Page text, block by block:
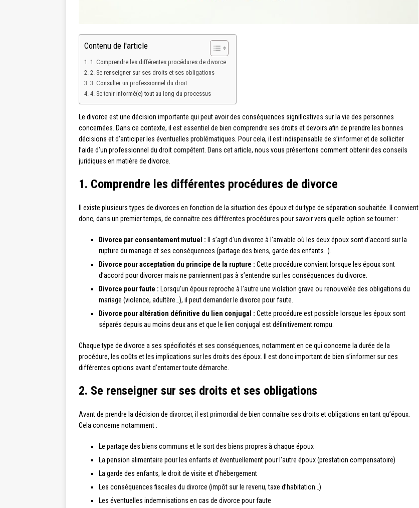
Contenu de l'article
1. Comprendre les différentes procédures de divorce
2. Se renseigner sur ses droits et ses obligations
3. Consulter un professionnel du droit
4. Se tenir informé(e) tout au long du processus
Le divorce est une décision importante qui peut avoir des conséquences significatives sur la vie des personnes
concernées. Dans ce contexte, il est essentiel de bien comprendre ses droits et devoirs afin de prendre les bonnes
décisions et d’anticiper les éventuelles problématiques. Pour cela, il est indispensable de s’informer et de solliciter
l’aide d’un professionnel du droit compétent. Dans cet article, nous vous présentons comment obtenir des conseils
juridiques en matière de divorce.
1. Comprendre les différentes procédures de divorce
Il existe plusieurs types de divorces en fonction de la situation des époux et du type de séparation souhaitée. Il convient
donc, dans un premier temps, de connaître ces différentes procédures pour savoir vers quelle option se tourner :
Divorce par consentement mutuel : Il s’agit d’un divorce à l’amiable où les deux époux sont d’accord sur la
rupture du mariage et ses conséquences (partage des biens, garde des enfants…).
Divorce pour acceptation du principe de la rupture : Cette procédure convient lorsque les époux sont
d’accord pour divorcer mais ne parviennent pas à s’entendre sur les conséquences du divorce.
Divorce pour faute : Lorsqu’un époux reproche à l’autre une violation grave ou renouvelée des obligations du
mariage (violence, adultère…), il peut demander le divorce pour faute.
Divorce pour altération définitive du lien conjugal : Cette procédure est possible lorsque les époux sont
séparés depuis au moins deux ans et que le lien conjugal est définitivement rompu.
Chaque type de divorce a ses spécificités et ses conséquences, notamment en ce qui concerne la durée de la
procédure, les coûts et les implications sur les droits des époux. Il est donc important de bien s’informer sur ces
différentes options avant d’entamer toute démarche.
2. Se renseigner sur ses droits et ses obligations
Avant de prendre la décision de divorcer, il est primordial de bien connaître ses droits et obligations en tant qu’époux.
Cela concerne notamment :
Le partage des biens communs et le sort des biens propres à chaque époux
La pension alimentaire pour les enfants et éventuellement pour l’autre époux (prestation compensatoire)
La garde des enfants, le droit de visite et d’hébergement
Les conséquences fiscales du divorce (impôt sur le revenu, taxe d’habitation…)
Les éventuelles indemnisations en cas de divorce pour faute